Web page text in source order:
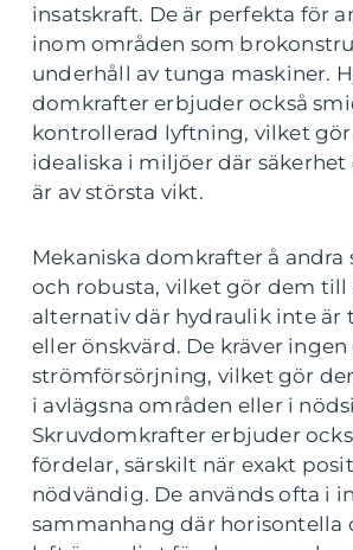
insatskraft. De är perfekta för
inom områden som
underhåll av tunga maskiner.
domkrafter erbjuder också
kontrollerad lyftning, vilket
idealiska i miljöer där säkerhet
är av största vikt.
Mekaniska domkrafter å andra
och robusta, vilket gör dem
alternativ där hydraulik inte är
eller önskvärd. De kräver ingen
strömförsörjning, vilket gör
i avlägsna områden eller i
Skruvdomkrafter erbjuder
fördelar, särskilt när exakt
nödvändig. De används ofta i
sammanhang där horisontella